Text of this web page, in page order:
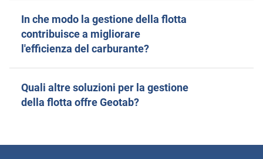
In che modo la gestione della flotta
contribuisce a migliorare
l'efficienza del carburante?
Quali altre soluzioni per la gestione
della flotta offre Geotab?